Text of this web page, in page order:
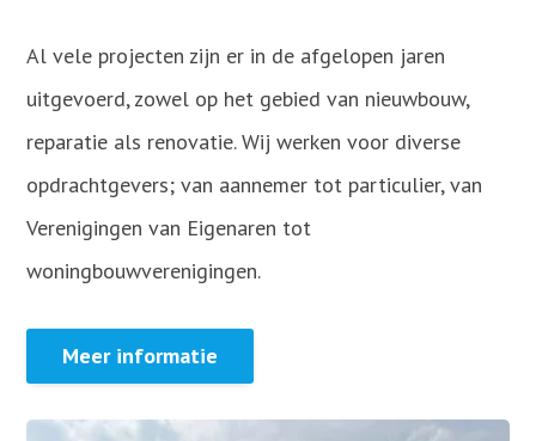
Al vele projecten zijn er in de afgelopen jaren
uitgevoerd, zowel op het gebied van nieuwbouw,
reparatie als renovatie. Wij werken voor diverse
opdrachtgevers; van aannemer tot particulier, van
Verenigingen van Eigenaren tot
woningbouwverenigingen.
Meer informatie